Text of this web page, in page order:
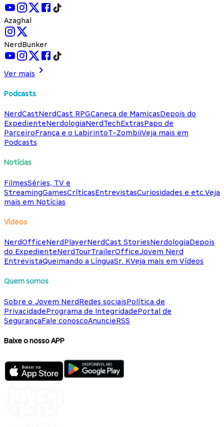
Azaghal
NerdBunker
Ver mais
Podcasts
NerdCastNerdCast RPGCaneca de MamicasDepois do
ExpedienteNerdologiaNerdTechExtrasPapo de
ParceiroFrança e o LabirintoT-ZombiiVeja mais em
Podcasts
Notícias
FilmesSéries, TV e
StreamingGamesCríticasEntrevistasCuriosidades e etc.Veja
mais em Notícias
Vídeos
NerdOfficeNerdPlayerNerdCast StoriesNerdologiaDepois
do ExpedienteNerdTourTrailerOfficeJovem Nerd
EntrevistaQueimando a LínguaSr. KVeja mais em Vídeos
Quem somos
Sobre o Jovem NerdRedes sociaisPolítica de
PrivacidadePrograma de IntegridadePortal de
SegurançaFale conoscoAnuncieRSS
Baixe o nosso APP